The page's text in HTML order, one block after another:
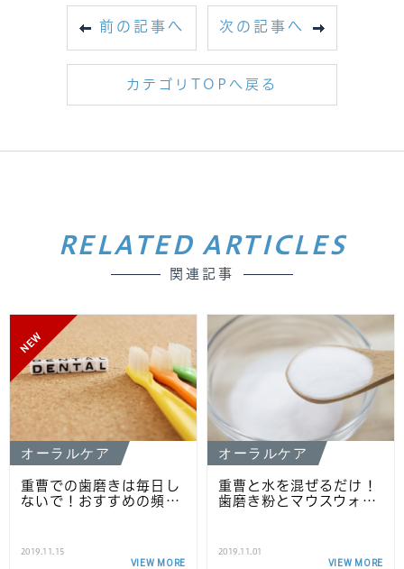
前の記事へ 次の記事へ
カテゴリTOPへ戻る
RELATED ARTICLES
関連記事
NEW
オーラルケア
重曹での歯磨きは毎日し
ないで！おすすめの頻…
2019.11.15
VIEW MORE
オーラルケア
重曹と水を混ぜるだけ！
歯磨き粉とマウスウォ…
2019.11.01
VIEW MORE